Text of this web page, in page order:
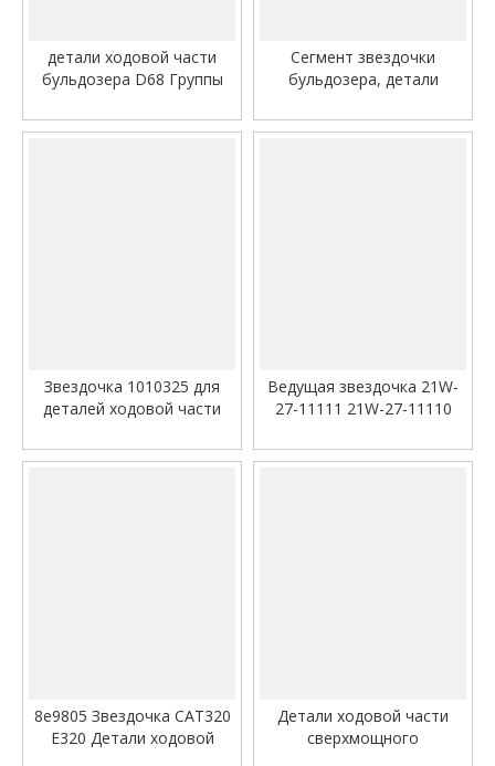
детали ходовой части
бульдозера D68 Группы
звездочки
Сегмент звездочки
бульдозера, детали
D355 195-27-12467
Звездочка 1010325 для
деталей ходовой части
Ведущая звездочка 21W-
27-11111 21W-27-11110
PC60-7
8e9805 Звездочка CAT320
E320 Детали ходовой
Детали ходовой части
сверхмощного